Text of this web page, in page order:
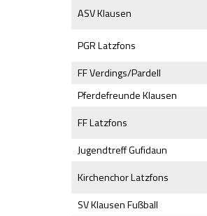
ASV Klausen
PGR Latzfons
FF Verdings/Pardell
Pferdefreunde Klausen
FF Latzfons
Jugendtreff Gufidaun
Kirchenchor Latzfons
SV Klausen Fußball